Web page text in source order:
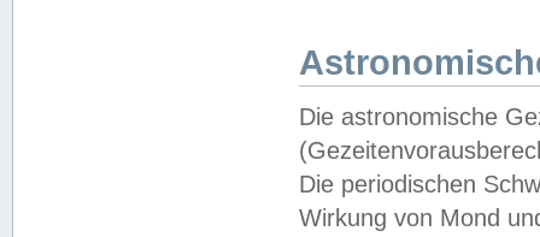
Die astronomische
Die periodischen
Wirkung von Mond